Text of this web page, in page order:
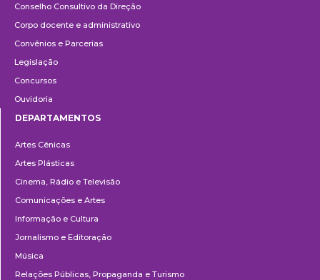
Conselho Consultivo da Direção
Corpo docente e administrativo
Convênios e Parcerias
Legislação
Concursos
Ouvidoria
DEPARTAMENTOS
Artes Cênicas
Artes Plásticas
Cinema, Rádio e Televisão
Comunicações e Artes
Informação e Cultura
Jornalismo e Editoração
Música
Relações Públicas, Propaganda e Turismo